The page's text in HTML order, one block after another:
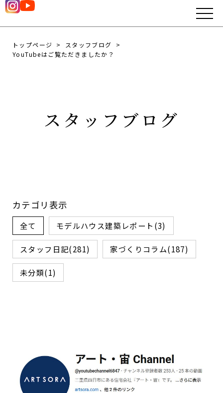
トップページ
スタッフブログ
YouTubeはご覧ただきましたか？
スタッフブログ
カテゴリ表示
全て モデルハウス建築レポート(3)
スタッフ日記(281) 家づくりコラム(187)
未分類(1)